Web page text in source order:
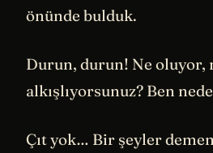
önünde bulduk.
Durun, durun! Ne oluyor,
alkışlıyorsunuz? Ben
Çıt yok… Bir şeyler